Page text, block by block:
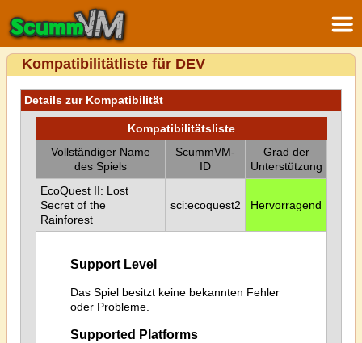
Kompatibilitätliste für DEV
Details zur Kompatibilität
Kompatibilitätsliste
Vollständiger Name
des Spiels
ScummVM-
ID
Grad der
Unterstützung
EcoQuest II: Lost
Secret of the
Rainforest
sci:ecoquest2 Hervorragend
Support Level
Das Spiel besitzt keine bekannten Fehler
oder Probleme.
Supported Platforms